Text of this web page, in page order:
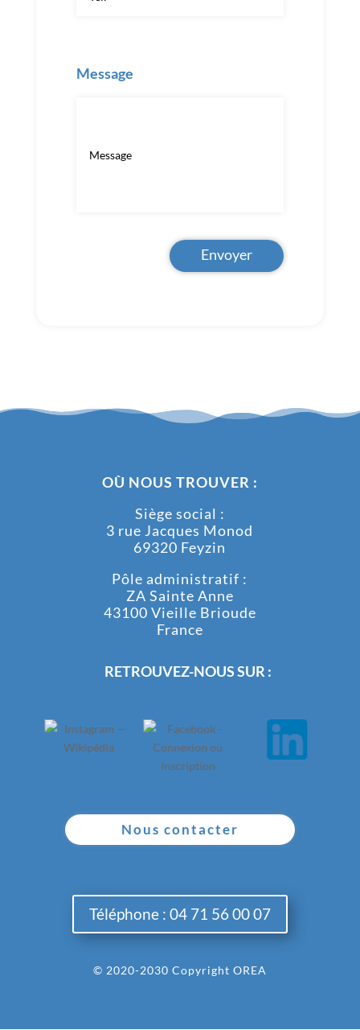
Message
Envoyer
OÙ NOUS TROUVER :
Siège social :
3 rue Jacques Monod
69320 Feyzin
Pôle administratif :
ZA Sainte Anne
43100 Vieille Brioude
France
RETROUVEZ-NOUS SUR :
Nous contacter
Téléphone : 04 71 56 00 07
© 2020-2030 Copyright OREA